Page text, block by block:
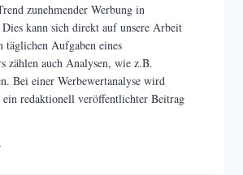
zunehmender Werbung in
kann sich direkt auf unsere Arbeit
täglichen Aufgaben eines
zählen auch Analysen, wie z.B.
Bei einer Werbewertanalyse wird
redaktionell veröffentlichter Beitrag